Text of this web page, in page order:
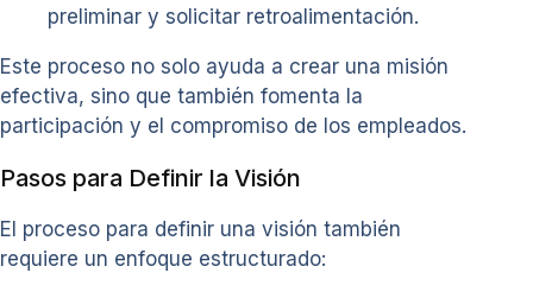
preliminar y solicitar retroalimentación.
Este proceso no solo ayuda a crear una misión
efectiva, sino que también fomenta la
participación y el compromiso de los empleados.
Pasos para Definir la Visión
El proceso para definir una visión también
requiere un enfoque estructurado: